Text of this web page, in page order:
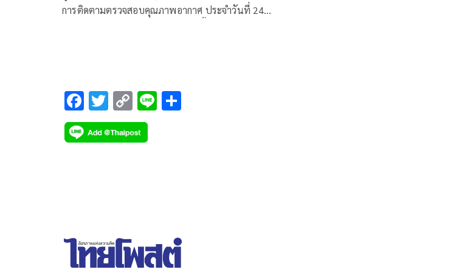
การติดตามตรวจสอบคุณภาพอากาศ ประจำวันที่ 24
F
ac
e
T
wi
tt
C
o
p
Li